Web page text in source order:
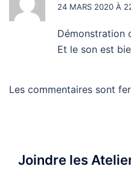
24 MARS 2020 À
Démonstration
Et le son est
Les commentaires sont
Joindre les